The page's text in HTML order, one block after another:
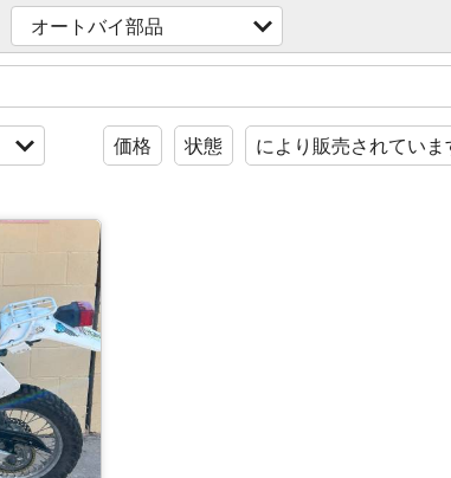
オートバイ部品
価格 状態 により販売されていま